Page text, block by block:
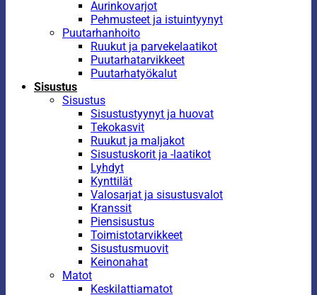
Aurinkovarjot
Pehmusteet ja istuintyynyt
Puutarhanhoito
Ruukut ja parvekelaatikot
Puutarhatarvikkeet
Puutarhatyökalut
Sisustus
Sisustus
Sisustustyynyt ja huovat
Tekokasvit
Ruukut ja maljakot
Sisustuskorit ja -laatikot
Lyhdyt
Kynttilät
Valosarjat ja sisustusvalot
Kranssit
Piensisustus
Toimistotarvikkeet
Sisustusmuovit
Keinonahat
Matot
Keskilattiamatot